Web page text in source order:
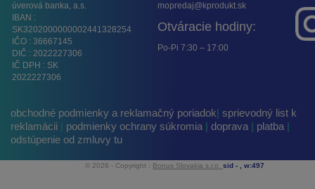
úverová banka, a.s.
IBAN :
SK3202000000002441328254
IČO : 36667145
DIČ : 2022227306
IČ DPH : SK
2022227306
mopredaj@kprodukt.sk
Otváracie hodiny:
Po-Pi 7:30 – 17:00
obchodné podmienky a reklamačný poriadok| sprievodný list k
reklamácii
podmienky ochrany súkromia | doprava | platba |
odstúpenie od zmluvy tu
© 2026 - Copyright : Bonus Slovakia s.r.o. sid - , w:497